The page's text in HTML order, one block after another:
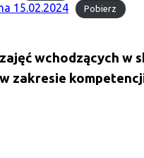
15.02.2024 Pobierz
wchodzących w
zakresie